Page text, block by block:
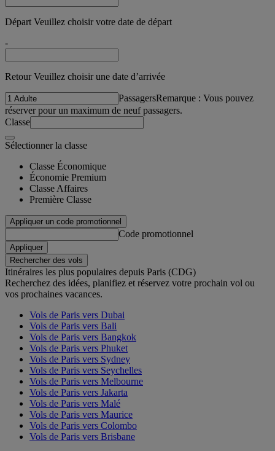
Départ Veuillez choisir votre date de départ
-
Retour Veuillez choisir une date d’arrivée
PassagersRemarque : Vous pouvez
réserver pour un maximum de neuf passagers.
Classe
Sélectionner la classe
Classe Économique
Économie Premium
Classe Affaires
Première Classe
Appliquer un code promotionnel
Code promotionnel
Appliquer
Rechercher des vols
Itinéraires les plus populaires depuis Paris (CDG)
Recherchez des idées, planifiez et réservez votre prochain vol ou
vos prochaines vacances.
Vols de Paris vers Dubai
Vols de Paris vers Bali
Vols de Paris vers Bangkok
Vols de Paris vers Phuket
Vols de Paris vers Sydney
Vols de Paris vers Seychelles
Vols de Paris vers Melbourne
Vols de Paris vers Jakarta
Vols de Paris vers Malé
Vols de Paris vers Maurice
Vols de Paris vers Colombo
Vols de Paris vers Brisbane